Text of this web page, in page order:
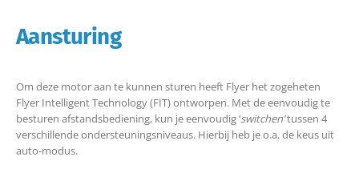
Aansturing
Om deze motor aan te kunnen sturen heeft Flyer het zogeheten
Flyer Intelligent Technology (FIT) ontworpen. Met de eenvoudig te
besturen afstandsbediening, kun je eenvoudig ‘switchen’tussen 4
verschillende ondersteuningsniveaus. Hierbij heb je o.a. de keus uit
auto-modus.